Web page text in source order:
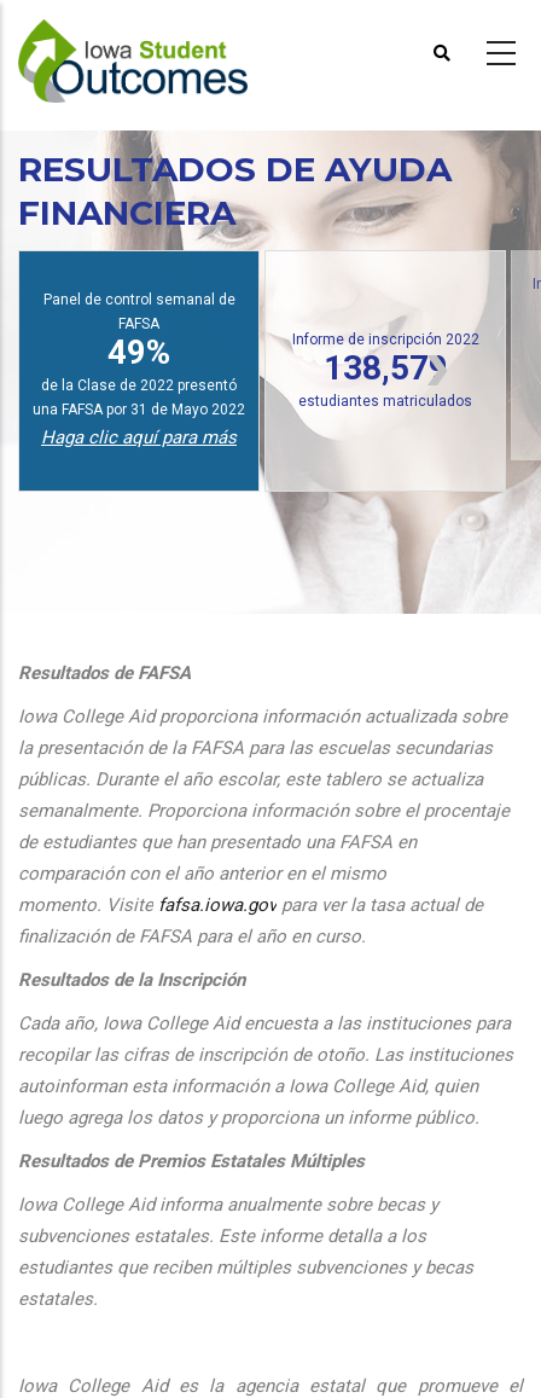
Pasar
contenido
principal
RESULTADOS DE AYUDA
FINANCIERA
Panel de control semanal de
FAFSA
49%
de la Clase de 2022 presentó
una FAFSA por 31 de Mayo 2022
Haga clic aquí para más
Informe de inscripción 2022
138,579
estudiantes matriculados
Resultados de FAFSA
Iowa College Aid proporciona información actualizada sobre
la presentación de la FAFSA para las escuelas secundarias
públicas. Durante el año escolar, este tablero se actualiza
semanalmente. Proporciona información sobre el procentaje
de estudiantes que han presentado una FAFSA en
comparación con el año anterior en el mismo
momento. Visite fafsa.iowa.gov para ver la tasa actual de
finalización de FAFSA para el año en curso.
Resultados de la Inscripción
Cada año, Iowa College Aid encuesta a las instituciones para
recopilar las cifras de inscripción de otoño. Las instituciones
autoinforman esta información a Iowa College Aid, quien
luego agrega los datos y proporciona un informe público.
Resultados de Premios Estatales Múltiples
Iowa College Aid informa anualmente sobre becas y
subvenciones estatales. Este informe detalla a los
estudiantes que reciben múltiples subvenciones y becas
estatales.
Iowa College Aid es la agencia estatal que promueve el